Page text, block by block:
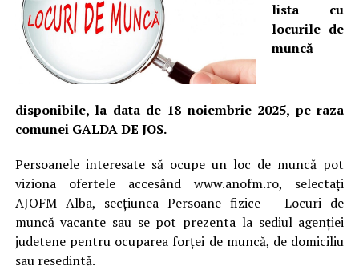
lista cu
locurile de
muncă
disponibile, la data de 18 noiembrie 2025, pe raza
comunei GALDA DE JOS.
Persoanele interesate să ocupe un loc de muncă pot
viziona ofertele accesând www.anofm.ro, selectați
AJOFM Alba, secțiunea Persoane fizice – Locuri de
muncă vacante sau se pot prezenta la sediul agenției
judetene pentru ocuparea forței de muncă, de domiciliu
sau resedintă.